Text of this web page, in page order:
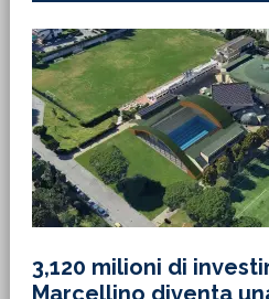
3,120 milioni di
Marcellino diventa